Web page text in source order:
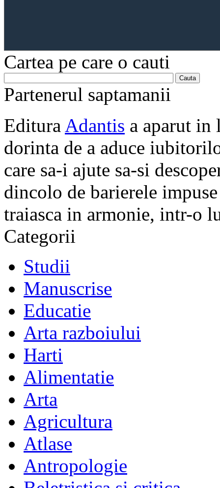
Cartea pe care o cauti
Partenerul saptamanii
Editura Adantis a aparut in
dorinta de a aduce
care sa-i ajute sa-si
dincolo de barierele
traiasca in armonie, intr-o
Categorii
Studii
Manuscrise
Educatie
Arta razboiului
Harti
Alimentatie
Arta
Agricultura
Atlase
Antropologie